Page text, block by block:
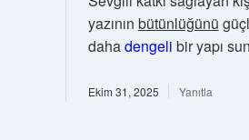
yazının bütünlüğünü
dahadengeli bir yapı
Ekim 31, 2025 Yanıtla